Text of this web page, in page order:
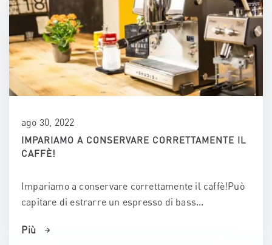
ago 30, 2022
IMPARIAMO A CONSERVARE CORRETTAMENTE IL
CAFFÈ!
Impariamo a conservare correttamente il caffè!Può
capitare di estrarre un espresso di bass...
Più